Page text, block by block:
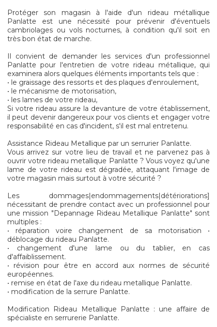
Protéger son magasin à l'aide d'un rideau métallique
Panlatte est une nécessité pour prévenir d'éventuels
cambriolages ou vols nocturnes, à condition qu'il soit en
très bon état de marche.
Il convient de demander les services d'un professionnel
Panlatte pour l'entretien de votre rideau métallique, qui
examinera alors quelques éléments importants tels que :
• le graissage des ressorts et des plaques d'enroulement,
• le mécanisme de motorisation,
• les lames de votre rideau,
Si votre rideau assure la devanture de votre établissement,
il peut devenir dangereux pour vos clients et engager votre
responsabilité en cas d'incident, s'il est mal entretenu.
Assistance Rideau Metallique par un serrurier Panlatte.
Vous arrivez sur votre lieu de travail et ne parvenez pas à
ouvrir votre rideau metallique Panlatte ? Vous voyez qu'une
lame de votre rideau est dégradée, attaquant l'image de
votre magasin mais surtout à votre sécurité ?
Les dommages|endommagements|détériorations]
nécessitant de prendre contact avec un professionnel pour
une mission "Depannage Rideau Metallique Panlatte" sont
multiples :
• réparation voire changement de sa motorisation •
déblocage du rideau Panlatte.
• changement d'une lame ou du tablier, en cas
d'affaiblissement.
• révision pour être en accord aux normes de sécurité
européennes.
• remise en état de l'axe du rideau metallique Panlatte.
• modification de la serrure Panlatte.
Modification Rideau Metallique Panlatte : une affaire de
spécialiste en serrurerie Panlatte.